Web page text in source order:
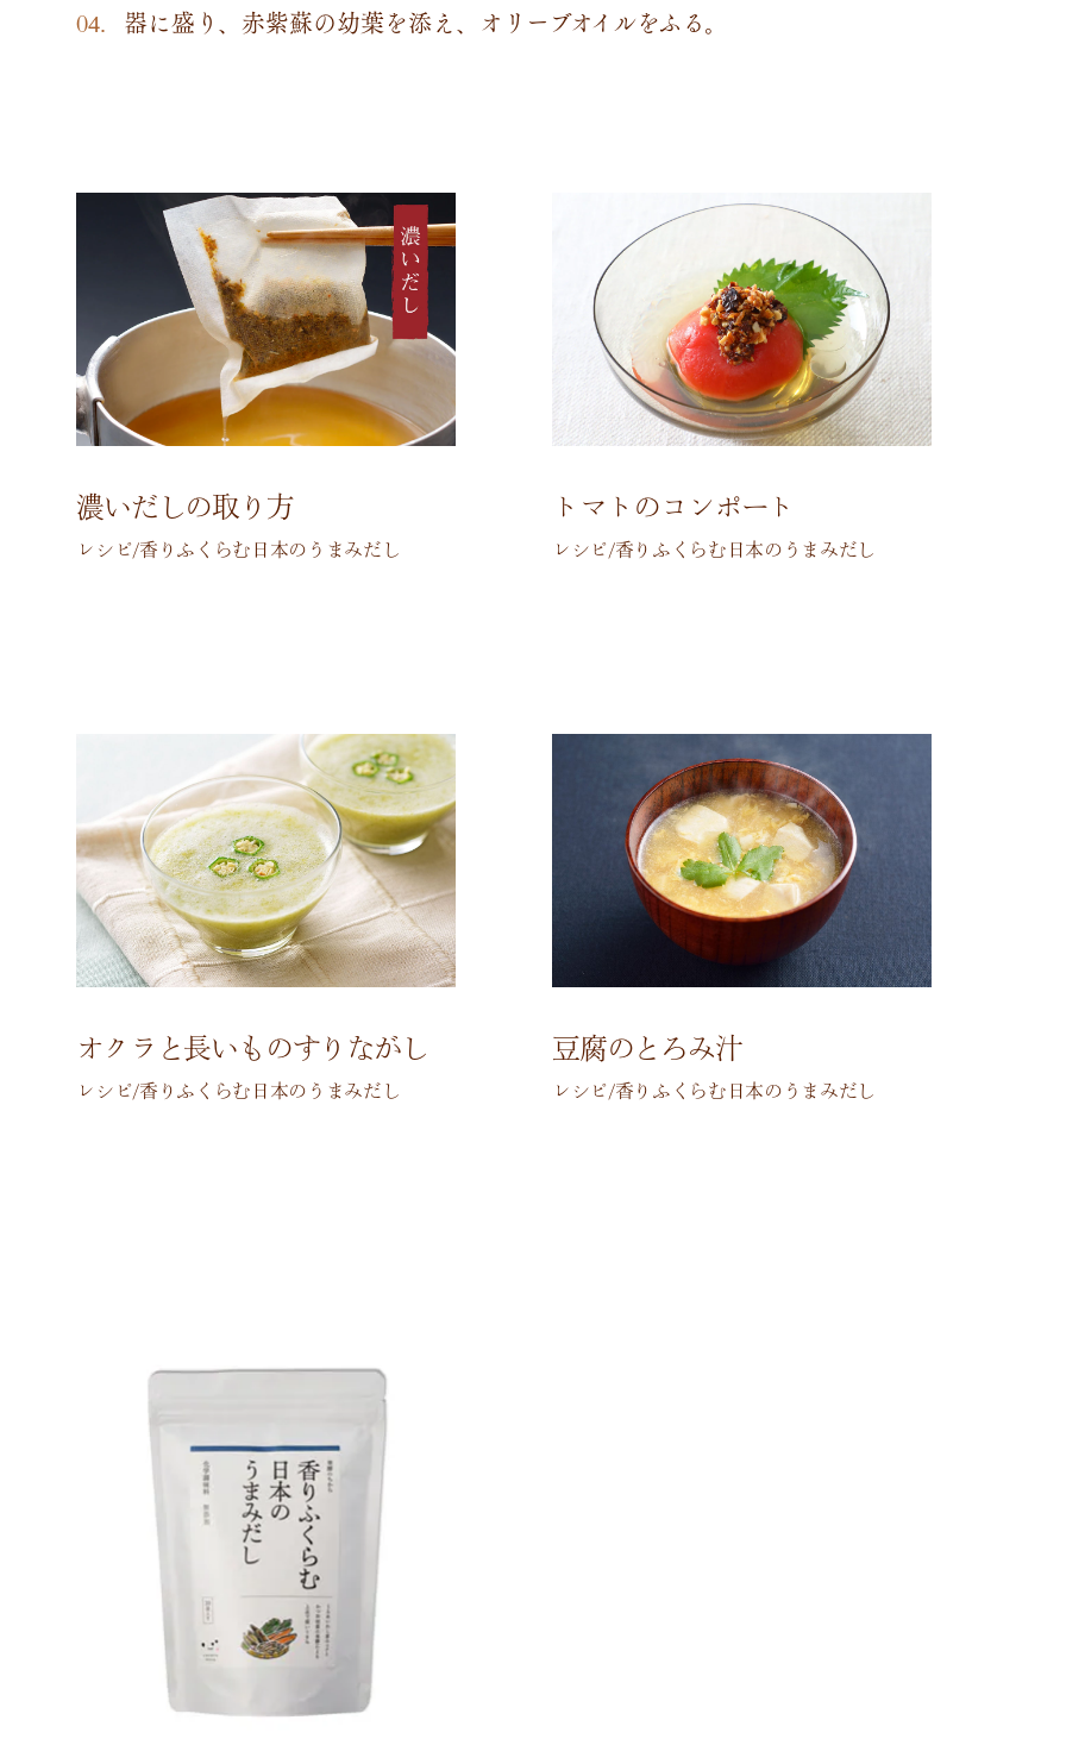
器に盛り、赤紫蘇の幼葉を添え、オリーブオイルをふる。
濃いだしの取り方
レシピ/香りふくらむ日本のうまみだし
トマトのコンポート
レシピ/香りふくらむ日本のうまみだし
オクラと長いものすりながし
レシピ/香りふくらむ日本のうまみだし
豆腐のとろみ汁
レシピ/香りふくらむ日本のうまみだし